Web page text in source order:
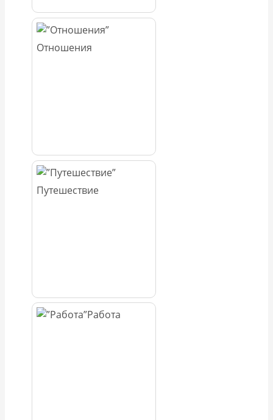
Отношения
Путешествие
Работа